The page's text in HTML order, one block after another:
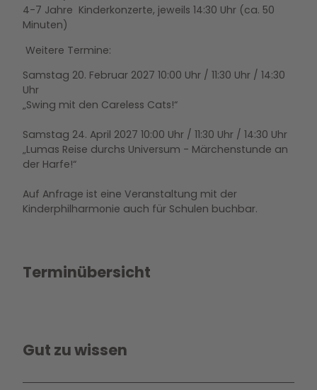
4-7 Jahre Kinderkonzerte, jeweils 14:30 Uhr (ca. 50
Minuten)
Weitere Termine:
Samstag 20. Februar 2027 10:00 Uhr / 11:30 Uhr / 14:30
Uhr
„Swing mit den Careless Cats!“
Samstag 24. April 2027 10:00 Uhr / 11:30 Uhr / 14:30 Uhr
„Lumas Reise durchs Universum - Märchenstunde an
der Harfe!“
Auf Anfrage ist eine Veranstaltung mit der
Kinderphilharmonie auch für Schulen buchbar.
Terminübersicht
Gut zu wissen